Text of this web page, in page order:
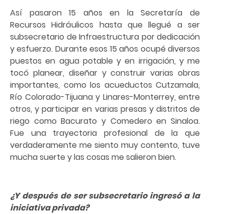
Así pasaron 15 años en la Secretaría de
Recursos Hidráulicos hasta que llegué a ser
subsecretario de Infraestructura por dedicación
y esfuerzo. Durante esos 15 años ocupé diversos
puestos en agua potable y en irrigación, y me
tocó planear, diseñar y construir varias obras
importantes, como los acueductos Cutzamala,
Río Colorado-Tijuana y Linares-Monterrey, entre
otros, y participar en varias presas y distritos de
riego como Bacurato y Comedero en Sinaloa.
Fue una trayectoria profesional de la que
verdaderamente me siento muy contento, tuve
mucha suerte y las cosas me salieron bien.
¿Y después de ser subsecretario ingresó a la
iniciativa privada?